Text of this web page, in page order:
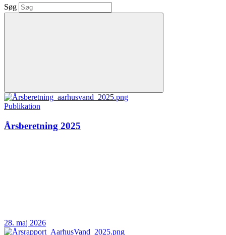
Søg
Publikation
Årsberetning 2025
28. maj 2026